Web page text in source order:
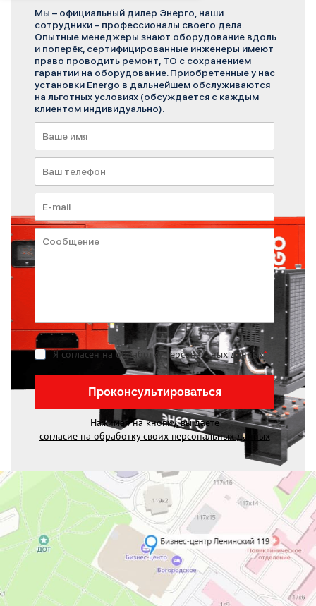
Мы – официальный дилер Энерго, наши
сотрудники – профессионалы своего дела.
Опытные менеджеры знают оборудование вдоль
и поперёк, сертифицированные инженеры имеют
право проводить ремонт, ТО с сохранением
гарантии на оборудование. Приобретенные у нас
установки Energo в дальнейшем обслуживаются
на льготных условиях (обсуждается с каждым
клиентом индивидуально).
Я согласен на обработку персональных данных*
Проконсультироваться
Нажимая на кнопку, вы даете
согласие на обработку своих персональных данных